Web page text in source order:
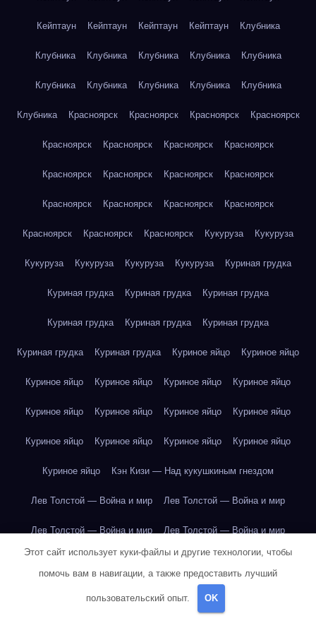
Кейптаун Кейптаун Кейптаун Кейптаун Клубника
Клубника Клубника Клубника Клубника Клубника
Клубника Клубника Клубника Клубника Клубника
Клубника Красноярск Красноярск Красноярск Красноярск
Красноярск Красноярск Красноярск Красноярск
Красноярск Красноярск Красноярск Красноярск
Красноярск Красноярск Красноярск Красноярск
Красноярск Красноярск Красноярск Кукуруза Кукуруза
Кукуруза Кукуруза Кукуруза Кукуруза Куриная грудка
Куриная грудка Куриная грудка Куриная грудка
Куриная грудка Куриная грудка Куриная грудка
Куриная грудка Куриная грудка Куриное яйцо Куриное яйцо
Куриное яйцо Куриное яйцо Куриное яйцо Куриное яйцо
Куриное яйцо Куриное яйцо Куриное яйцо Куриное яйцо
Куриное яйцо Куриное яйцо Куриное яйцо Куриное яйцо
Куриное яйцо Кэн Кизи — Над кукушкиным гнездом
Лев Толстой — Война и мир Лев Толстой — Война и мир
Лев Толстой — Война и мир Лев Толстой — Война и мир
Лев Толстой — Война и мир Лев Толстой — Война и мир
Лев Толстой — Война и мир
Этот сайт использует куки-файлы и другие технологии, чтобы
помочь вам в навигации, а также предоставить лучший
пользовательский опыт. OK